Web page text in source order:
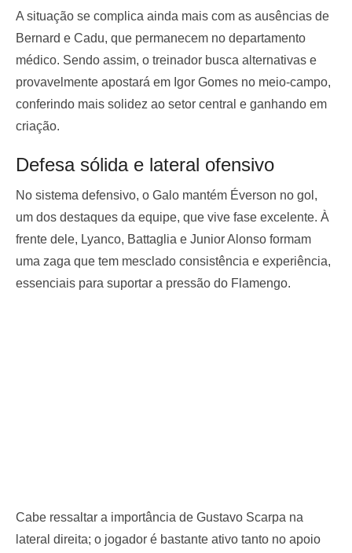
A situação se complica ainda mais com as ausências de
Bernard e Cadu, que permanecem no departamento
médico. Sendo assim, o treinador busca alternativas e
provavelmente apostará em Igor Gomes no meio-campo,
conferindo mais solidez ao setor central e ganhando em
criação.
Defesa sólida e lateral ofensivo
No sistema defensivo, o Galo mantém Éverson no gol,
um dos destaques da equipe, que vive fase excelente. À
frente dele, Lyanco, Battaglia e Junior Alonso formam
uma zaga que tem mesclado consistência e experiência,
essenciais para suportar a pressão do Flamengo.
Cabe ressaltar a importância de Gustavo Scarpa na
lateral direita; o jogador é bastante ativo tanto no apoio